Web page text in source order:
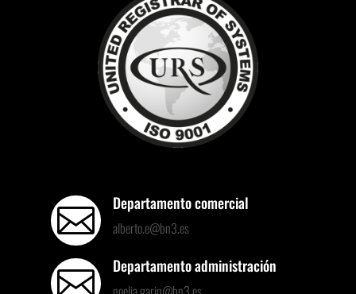
 Departamento comercial
alberto.e@bn3.es
 Departamento administración